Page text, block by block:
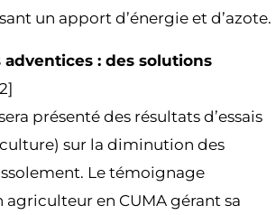
un apport d’énergie et d’azote.
adventices : des solutions
présenté des résultats d’essais
sur la diminution des
Le témoignage
agriculteur en CUMA gérant sa